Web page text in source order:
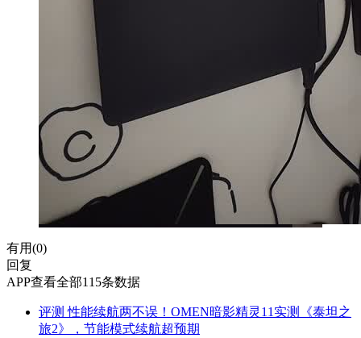
有用(0)
回复
APP查看全部115条数据
评测 性能续航两不误！OMEN暗影精灵11实测《泰坦之
旅2》，节能模式续航超预期